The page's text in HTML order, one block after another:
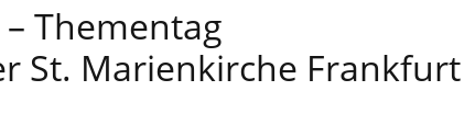
Thementag
St. Marienkirche Frankfurt